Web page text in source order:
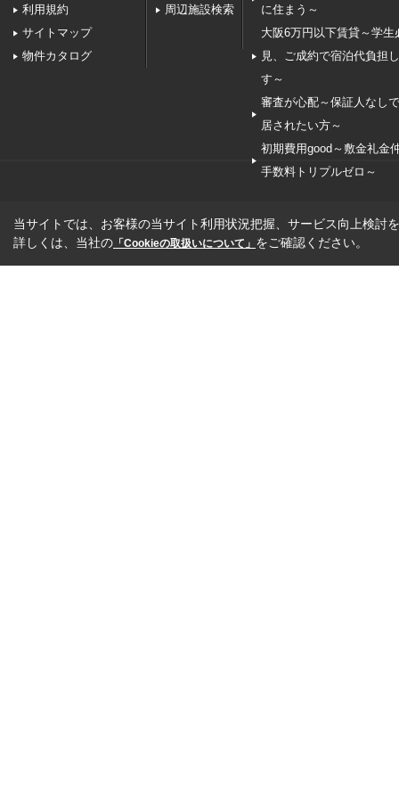
利用規約
サイトマップ
物件カタログ
周辺施設検索
に住まう～
大阪6万円以下賃貸～学生
見、ご成約で宿泊代負担
す～
審査が心配～保証人なし
居されたい方～
初期費用good～敷金礼金
手数料トリプルゼロ～
当サイトでは、お客様の当サイト利用状況把握、サービス向上検討
詳しくは、当社の 「Cookieの取扱いについて」 をご確認ください。